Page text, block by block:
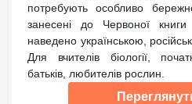
потребують особливо
занесені до Червоної
наведено українською,
Для вчителів біології,
батьків, любителів рослин.